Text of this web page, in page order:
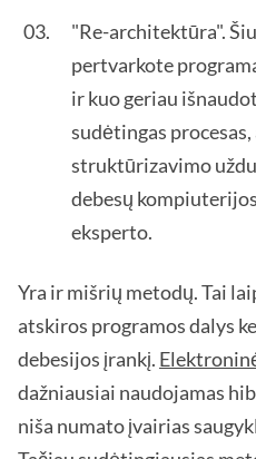
"Re-architektūra".
pertvarkote
ir kuo geriau
sudėtingas
struktūrizavimo
debesų
eksperto.
Yra ir mišrių metodų. Tai
atskiros programos dalys
debesijos įrankį.
dažniausiai naudojamas
niša numato įvairias